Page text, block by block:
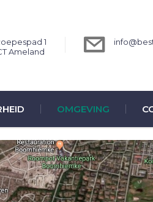
1
Ameland
OMGEVING
kun je hieronder vinden.